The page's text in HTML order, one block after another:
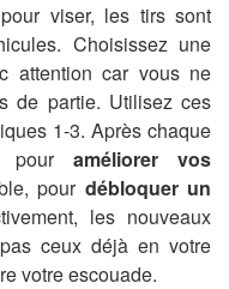
viser, les tirs sont
Choisissez une
attention car vous ne
de partie. Utilisez ces
1-3. Après chaque
pour améliorer vos
pour débloquer un
les nouveaux
ceux déjà en votre
votre escouade.